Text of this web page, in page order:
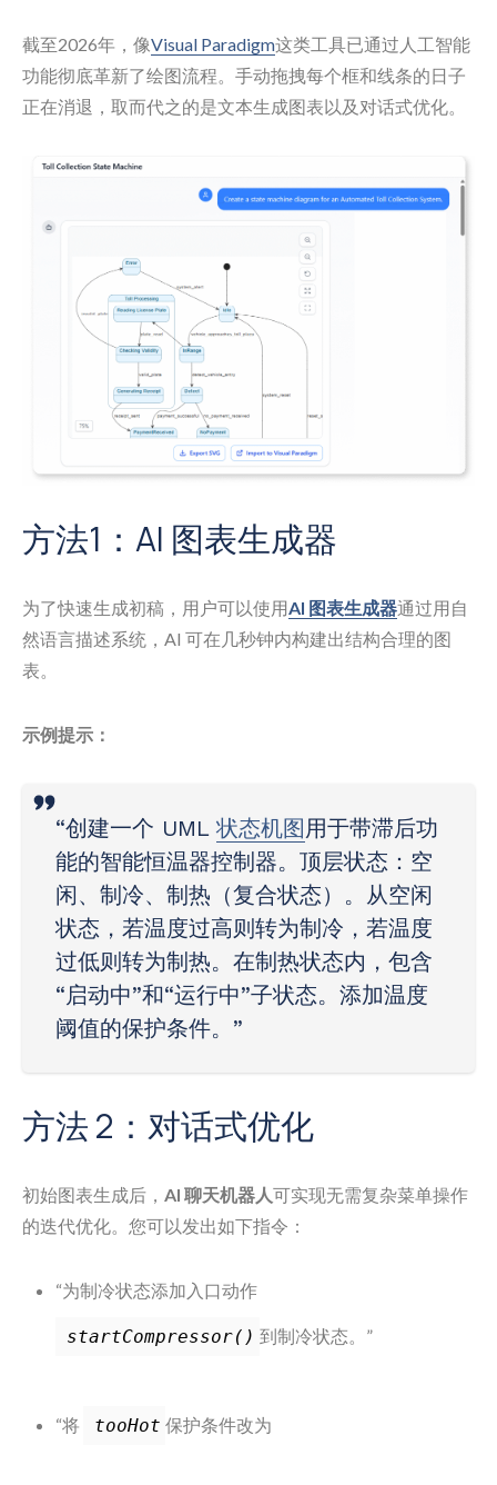
截至2026年，像Visual Paradigm这类工具已通过人工智能
功能彻底革新了绘图流程。手动拖拽每个框和线条的日子
正在消退，取而代之的是文本生成图表以及对话式优化。
方法1：AI 图表生成器
为了快速生成初稿，用户可以使用AI 图表生成器通过用自
然语言描述系统，AI 可在几秒钟内构建出结构合理的图
表。
示例提示：
“创建一个 UML 状态机图用于带滞后功
能的智能恒温器控制器。顶层状态：空
闲、制冷、制热（复合状态）。从空闲
状态，若温度过高则转为制冷，若温度
过低则转为制热。在制热状态内，包含
“启动中”和“运行中”子状态。添加温度
阈值的保护条件。”
方法 2：对话式优化
初始图表生成后， AI 聊天机器人 可实现无需复杂菜单操作
的迭代优化。您可以发出如下指令：
“为制冷状态添加入口动作
startCompressor() 到制冷状态。”
“将 tooHot 保护条件改为